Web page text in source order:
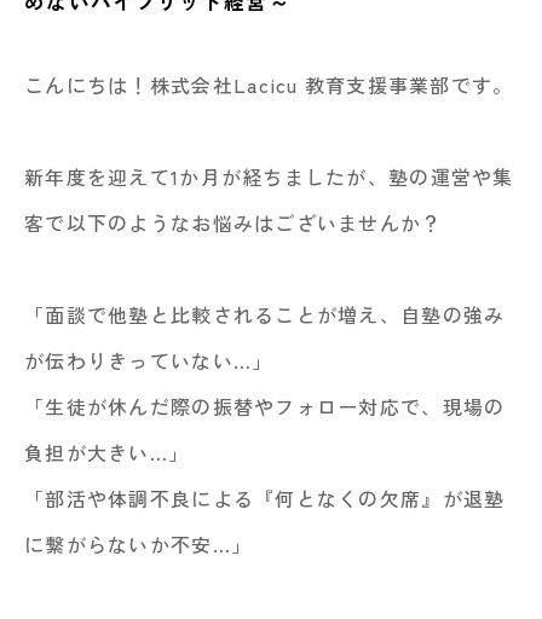
こんにちは！株式会社Lacicu 教育支援事業部です。
新年度を迎えて1か月が経ちましたが、塾の運営や集
客で以下のようなお悩みはございませんか？
「面談で他塾と比較されることが増え、自塾の強み
が伝わりきっていない…」
「生徒が休んだ際の振替やフォロー対応で、現場の
負担が大きい…」
「部活や体調不良による『何となくの欠席』が退塾
に繋がらないか不安…」